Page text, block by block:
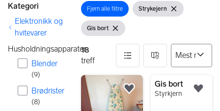
Filtre
Kategori
Elektronikk og
hvitevarer
Husholdningsapparater
Blender
(9)
Brødrister
(8)
Åpne filter
Fjern alle filtre Vis filter
Strykejern Fjern filter
Vis filter
Gis bort Fjern filter
18
treff
18 resultater
Legg til som favoritt.
Gis bort
Styrkjern